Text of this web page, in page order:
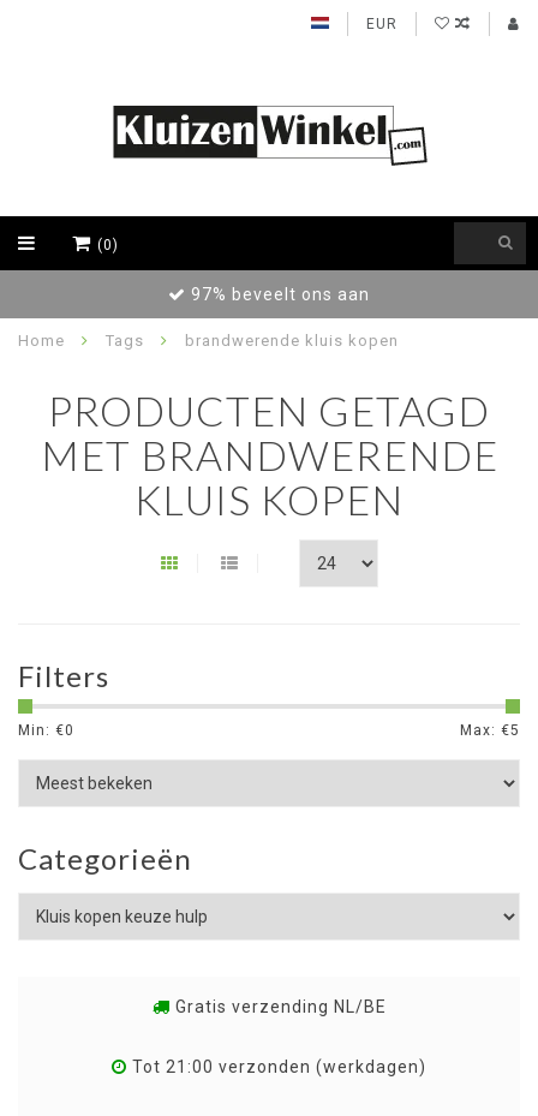
EUR
(0)
97% beveelt ons aan
Home Tags brandwerende kluis kopen
PRODUCTEN GETAGD
MET BRANDWERENDE
KLUIS KOPEN
Filters
Min: €0 Max: €5
Categorieën
Gratis verzending NL/BE
Tot 21:00 verzonden (werkdagen)